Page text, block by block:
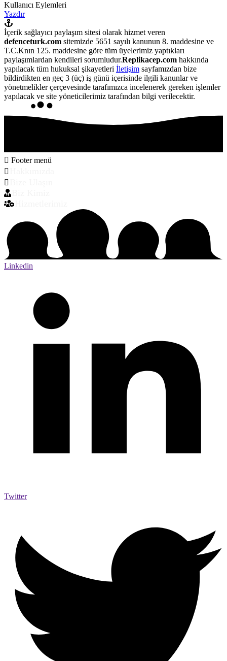
Kullanıcı Eylemleri
Yazdır
İçerik sağlayıcı paylaşım sitesi olarak hizmet veren
defenceturk.com sitemizde 5651 sayılı kanunun 8. maddesine ve
T.C.Knın 125. maddesine göre tüm üyelerimiz yaptıkları
paylaşımlardan kendileri sorumludur.Replikacep.com hakkında
yapılacak tüm hukuksal şikayetleri İletişim sayfamızdan bize
bildirdikten en geç 3 (üç) iş günü içerisinde ilgili kanunlar ve
yönetmelikler çerçevesinde tarafımızca incelenerek gereken işlemler
yapılacak ve site yöneticilerimiz tarafından bilgi verilecektir.
Footer menü
Linkedin
Twitter